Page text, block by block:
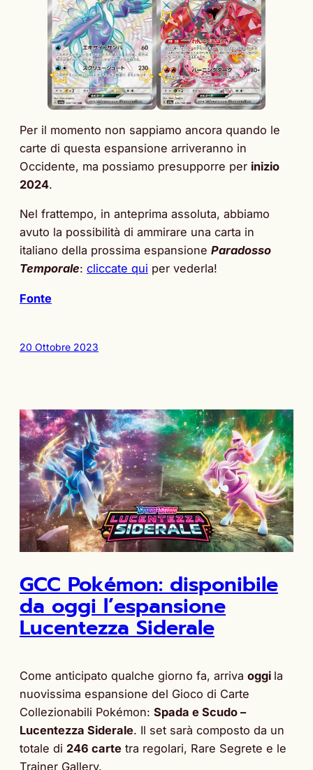
Per il momento non sappiamo ancora quando le
carte di questa espansione arriveranno in
Occidente, ma possiamo presupporre per inizio
2024.
Nel frattempo, in anteprima assoluta, abbiamo
avuto la possibilità di ammirare una carta in
italiano della prossima espansione Paradosso
Temporale: cliccate qui per vederla!
Fonte
20 Ottobre 2023
GCC Pokémon: disponibile
da oggi l’espansione
Lucentezza Siderale
Come anticipato qualche giorno fa, arriva oggi la
nuovissima espansione del Gioco di Carte
Collezionabili Pokémon: Spada e Scudo –
Lucentezza Siderale. Il set sarà composto da un
totale di 246 carte tra regolari, Rare Segrete e le
Trainer Gallery.